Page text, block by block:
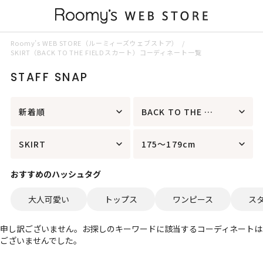
Roomy’s WEB STORE（ルーミィーズウェブストア）
SKIRT（BACK TO THE FIELDスカート）コーディネート一覧
STAFF SNAP
新着順 BACK TO THE FIELD
SKIRT 175～179cm
おすすめのハッシュタグ
大人可愛い トップス ワンピース ス
申し訳ございません。お探しのキーワードに該当するコーディネートは
ございませんでした。